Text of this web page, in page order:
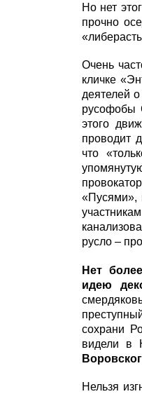
Но нет
прочно
Очень
кличке
деятелей
русофобы
этого
проводит
что
«Пусями»,
русло –
Нет
идею
сохрани
видели в
Нельзя